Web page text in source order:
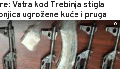
Vatra kod Trebinja stigla
ugrožene kuće i pruga
0